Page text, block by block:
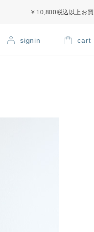
￥10,800税込以上お
signin cart